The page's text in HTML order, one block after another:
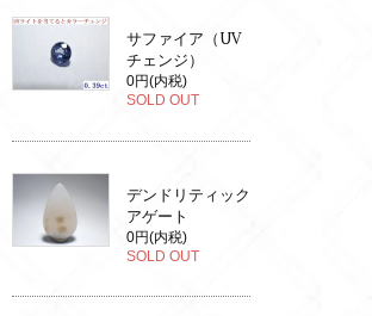
サファイア（UV
チェンジ）
0円(内税)
SOLD OUT
デンドリティック
アゲート
0円(内税)
SOLD OUT